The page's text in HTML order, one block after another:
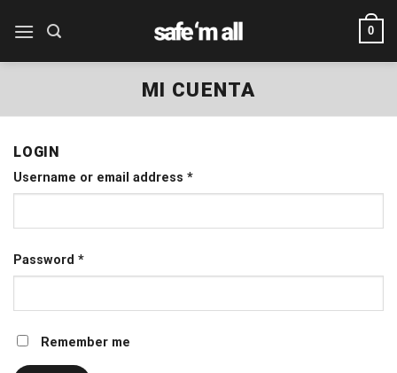
0
MI CUENTA
LOGIN
Username or email address *
Password *
Remember me